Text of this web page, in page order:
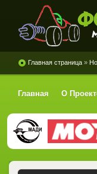
Главная страница »
Главная О